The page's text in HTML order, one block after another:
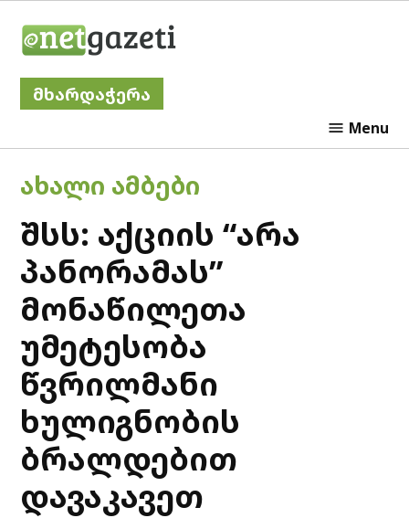
მხარდაჭერა
Menu
POSTED
IN
ᲐᲮᲐᲚᲘ ᲐᲛᲑᲔᲑᲘ
შსს: აქციის “არა
პანორამას”
მონაწილეთა
უმეტესობა
წვრილმანი
ხულიგნობის
ბრალდებით
დავაკავეთ